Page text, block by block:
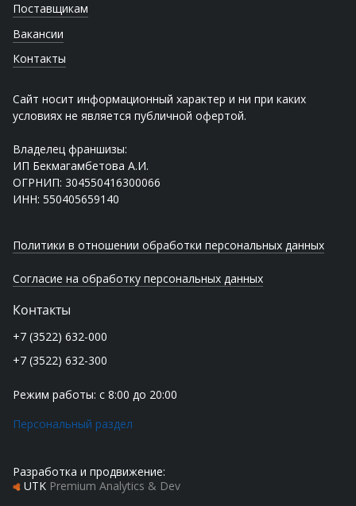
Поставщикам
Вакансии
Контакты
Сайт носит информационный характер и ни при каких
условиях не является публичной офертой.
Владелец франшизы:
ИП Бекмагамбетова А.И.
ОГРНИП: 304550416300066
ИНН: 550405659140
Политики в отношении обработки персональных данных
Согласие на обработку персональных данных
Контакты
+7 (3522) 632-000
+7 (3522) 632-300
Режим работы: с 8:00 до 20:00
Персональный раздел
Разработка и продвижение:
UTK Premium Analytics & Dev